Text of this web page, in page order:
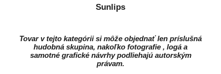
Sunlips
Tovar v tejto kategórii si môže objednať len príslušná
hudobná skupina, nakoľko fotografie , logá a
samotné grafické návrhy podliehajú autorským
právam.